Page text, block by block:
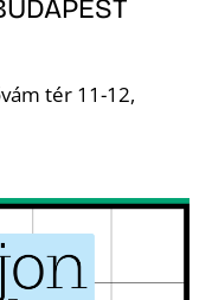
tér 11-12,